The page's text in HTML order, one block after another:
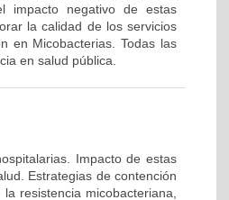
impacto negativo de estas
la calidad de los servicios
en Micobacterias. Todas las
en salud pública.
Impacto de estas
Estrategias de contención
resistencia micobacteriana,